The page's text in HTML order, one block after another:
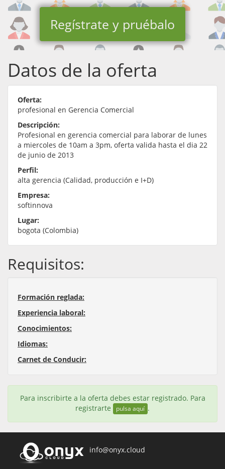
Regístrate y pruébalo
Datos de la oferta
Oferta:
profesional en Gerencia Comercial
Descripción:
Profesional en gerencia comercial para laborar de lunes
a miercoles de 10am a 3pm, oferta valida hasta el dia 22
de junio de 2013
Perfil:
alta gerencia (Calidad, producción e I+D)
Empresa:
softinnova
Lugar:
bogota (Colombia)
Requisitos:
Formación reglada:
Experiencia laboral:
Conocimientos:
Idiomas:
Carnet de Conducir:
Para inscribirte a la oferta debes estar registrado. Para
registrarte
pulsa aquí .
info@onyx.cloud